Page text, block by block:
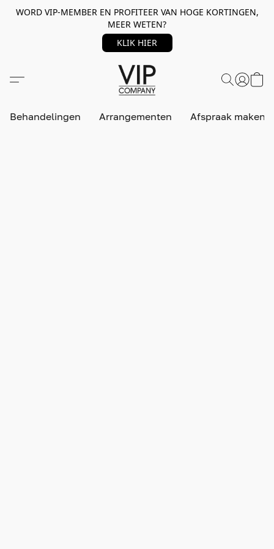
WORD VIP-MEMBER EN PROFITEER VAN HOGE KORTINGEN,
MEER WETEN?
KLIK HIER
Behandelingen Arrangementen Afspraak maken